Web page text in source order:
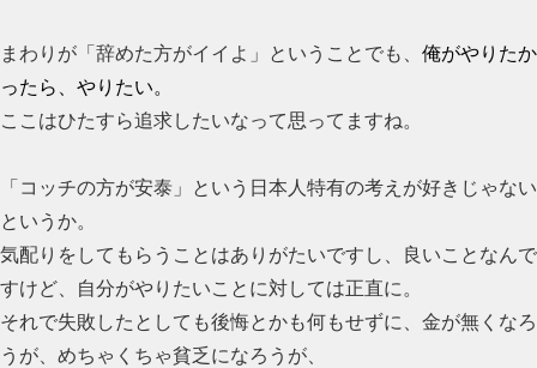
まわりが「辞めた方がイイよ」ということでも、 俺がやりたか
ったら、やりたい。
ここはひたすら追求したいなって思ってますね。
「コッチの方が安泰」という日本人特有の考えが好きじゃない
というか。
気配りをしてもらうことはありがたいですし、良いことなんで
すけど、自分がやりたいことに対しては正直に。
それで失敗したとしても後悔とかも何もせずに、金が無くなろ
うが、めちゃくちゃ貧乏になろうが、